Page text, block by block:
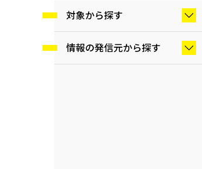
対象から探す
情報の発信元から探す